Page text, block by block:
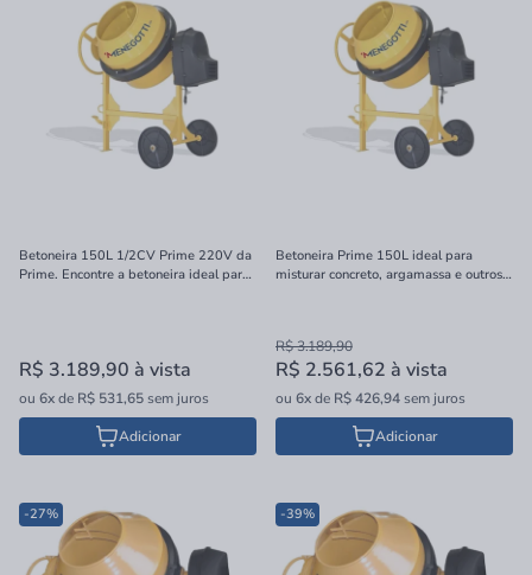
Betoneira 150L 1/2CV Prime 220V da
Prime. Encontre a betoneira ideal para
R$ 3.189,90 à vista
ou 6xde R$ 531,65sem juros
Adicionar
Betoneira Prime 150L ideal para
misturar concreto, argamassa e outros.
R$ 3.189,90
R$ 2.561,62 à vista
ou 6xde R$ 426,94sem juros
Adicionar
-27% -39%